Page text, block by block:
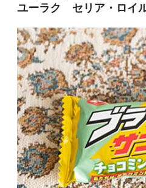
ユーラク セリア・ロイ